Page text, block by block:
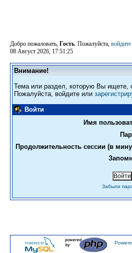
Добро пожаловать, Гость. Пожалуйста, войдите
08 Август 2026, 17:51:25
Внимание!
Тема или раздел, которую Вы ищете,
Пожалуйста, войдите или
Войти
Имя
Продолжительность сессии (в
Забыли